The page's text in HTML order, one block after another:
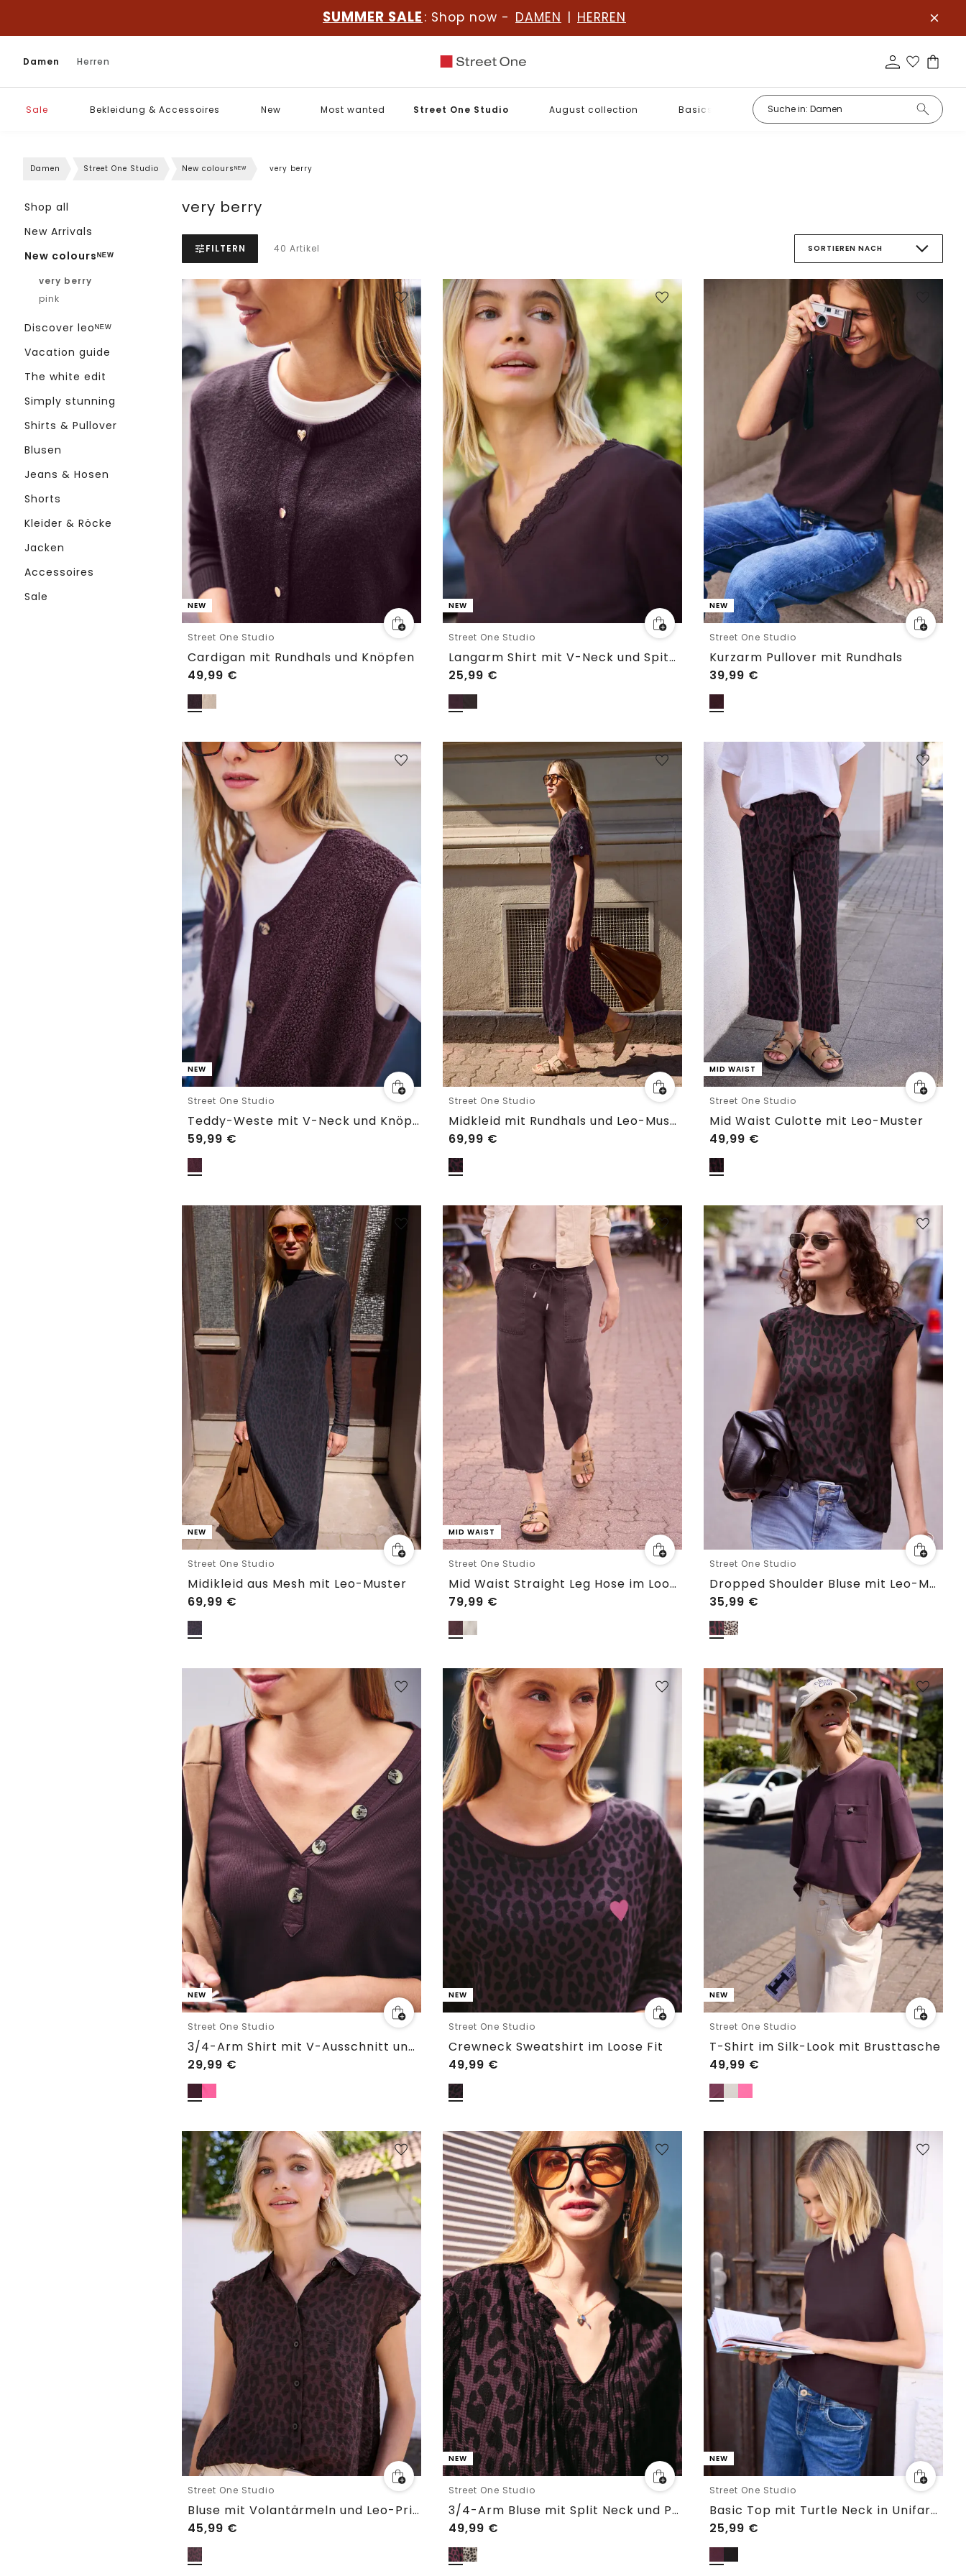
SUMMER SALE : Shop now - DAMEN | HERREN
Damen Herren
Sale Bekleidung & Accessoires New Most wanted Street One Studio August collection Basics
Damen Street One Studio New coloursᴺᴱᵂ very berry
Shop all
New Arrivals
New coloursᴺᴱᵂ
very berry
pink
Discover leoᴺᴱᵂ
Vacation guide
The white edit
Simply stunning
Shirts & Pullover
Blusen
Jeans & Hosen
Shorts
Kleider & Röcke
Jacken
Accessoires
Sale
very berry
FILTERN 40 Artikel SORTIEREN NACH
NEW
Street One Studio
Cardigan mit Rundhals und Knöpfen
49,99 €
NEW
Street One Studio
Langarm Shirt mit V-Neck und Spitze
25,99 €
NEW
Street One Studio
Kurzarm Pullover mit Rundhals
39,99 €
NEW
Street One Studio
Teddy-Weste mit V-Neck und Knöpfen
59,99 €
Street One Studio
Midkleid mit Rundhals und Leo-Muster
69,99 €
MID WAIST
Street One Studio
Mid Waist Culotte mit Leo-Muster
49,99 €
NEW
Street One Studio
Midikleid aus Mesh mit Leo-Muster
69,99 €
MID WAIST
Street One Studio
Mid Waist Straight Leg Hose im Loose Fit
79,99 €
Street One Studio
Dropped Shoulder Bluse mit Leo-Muster
35,99 €
NEW
Street One Studio
3/4-Arm Shirt mit V-Ausschnitt und Knöpfen
29,99 €
NEW
Street One Studio
Crewneck Sweatshirt im Loose Fit
49,99 €
NEW
Street One Studio
T-Shirt im Silk-Look mit Brusttasche
49,99 €
Street One Studio
Bluse mit Volantärmeln und Leo-Print
45,99 €
NEW
Street One Studio
3/4-Arm Bluse mit Split Neck und Print
49,99 €
NEW
Street One Studio
Basic Top mit Turtle Neck in Unifarbe
25,99 €